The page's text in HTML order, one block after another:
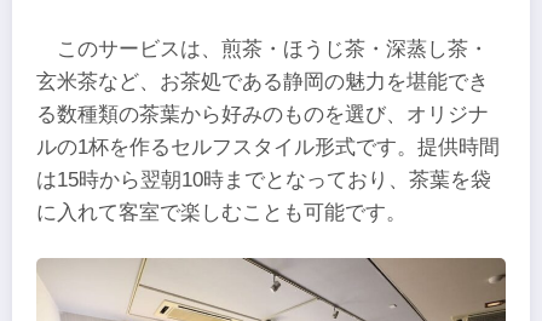
このサービスは、煎茶・ほうじ茶・深蒸し茶・
玄米茶など、お茶処である静岡の魅力を堪能でき
る数種類の茶葉から好みのものを選び、オリジナ
ルの1杯を作るセルフスタイル形式です。提供時間
は15時から翌朝10時までとなっており、茶葉を袋
に入れて客室で楽しむことも可能です。